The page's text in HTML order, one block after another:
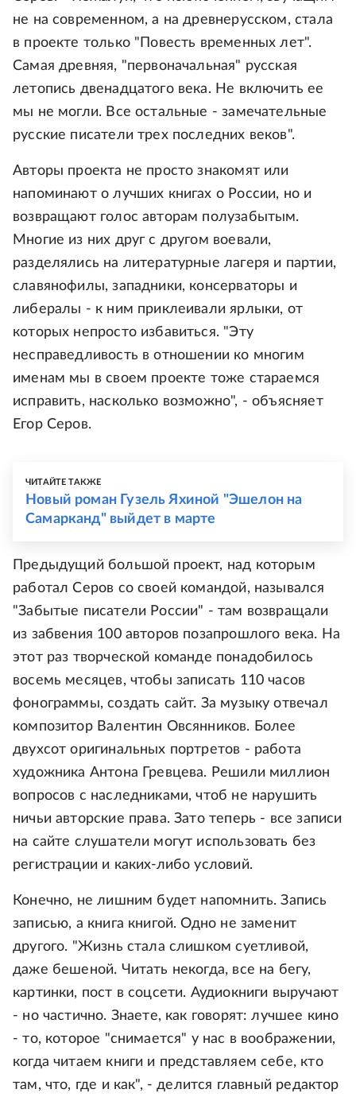
не на современном, а на древнерусском, стала
в проекте только "Повесть временных лет".
Самая древняя, "первоначальная" русская
летопись двенадцатого века. Не включить ее
мы не могли. Все остальные - замечательные
русские писатели трех последних веков".
Авторы проекта не просто знакомят или
напоминают о лучших книгах о России, но и
возвращают голос авторам полузабытым.
Многие из них друг с другом воевали,
разделялись на литературные лагеря и партии,
славянофилы, западники, консерваторы и
либералы - к ним приклеивали ярлыки, от
которых непросто избавиться. "Эту
несправедливость в отношении ко многим
именам мы в своем проекте тоже стараемся
исправить, насколько возможно", - объясняет
Егор Серов.
ЧИТАЙТЕ ТАКЖЕ
Новый роман Гузель Яхиной "Эшелон на
Самарканд" выйдет в марте
Предыдущий большой проект, над которым
работал Серов со своей командой, назывался
"Забытые писатели России" - там возвращали
из забвения 100 авторов позапрошлого века. На
этот раз творческой команде понадобилось
восемь месяцев, чтобы записать 110 часов
фонограммы, создать сайт. За музыку отвечал
композитор Валентин Овсянников. Более
двухсот оригинальных портретов - работа
художника Антона Гревцева. Решили миллион
вопросов с наследниками, чтоб не нарушить
ничьи авторские права. Зато теперь - все записи
на сайте слушатели могут использовать без
регистрации и каких-либо условий.
Конечно, не лишним будет напомнить. Запись
записью, а книга книгой. Одно не заменит
другого. "Жизнь стала слишком суетливой,
даже бешеной. Читать некогда, все на бегу,
картинки, пост в соцсети. Аудиокниги выручают
- но частично. Знаете, как говорят: лучшее кино
- то, которое "снимается" у нас в воображении,
когда читаем книги и представляем себе, кто
там, что, где и как", - делится главный редактор